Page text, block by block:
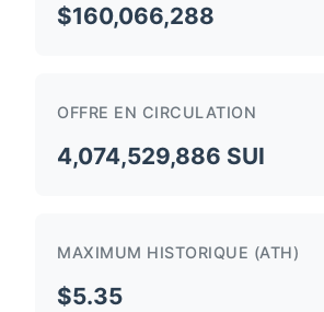
$160,066,288
OFFRE EN CIRCULATION
4,074,529,886 SUI
MAXIMUM HISTORIQUE (ATH)
$5.35